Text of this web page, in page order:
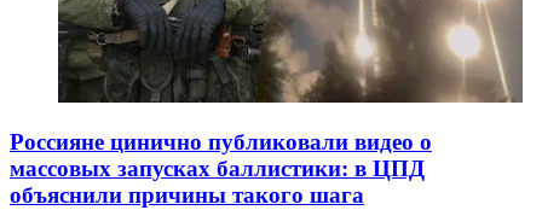
Россияне цинично публиковали видео о
массовых запусках баллистики: в ЦПД
объяснили причины такого шага